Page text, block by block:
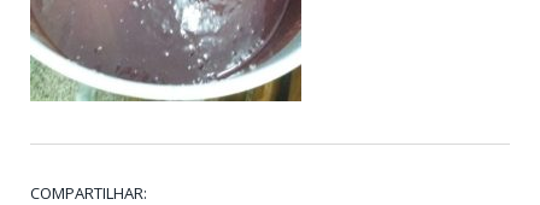
COMPARTILHAR: